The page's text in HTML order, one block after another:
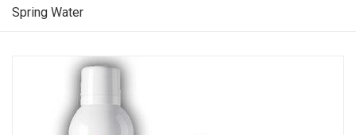
Spring Water